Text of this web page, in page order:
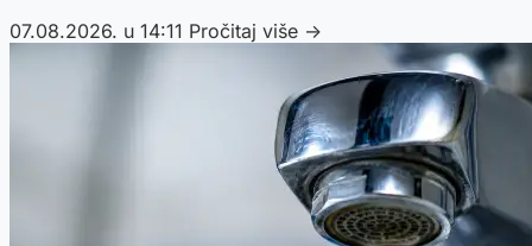
07.08.2026. u 14:11 Pročitaj više →